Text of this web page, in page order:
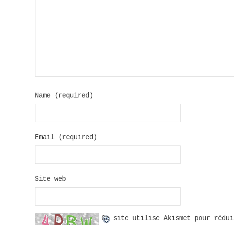
Name (required)
Email (required)
Site web
Ce site utilise Akismet pour